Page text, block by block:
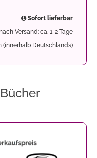
Sofort lieferbar
Versand: ca. 1-2 Tage
(innerhalb Deutschlands)